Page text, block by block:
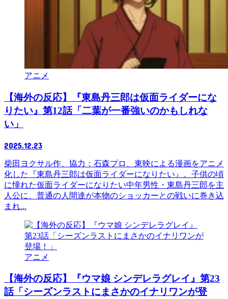
アニメ
【海外の反応】『東島丹三郎は仮面ライダーにな
りたい』第12話「二葉が一番強いのかもしれな
い」
2025.12.23
柴田ヨクサル作、協力：石森プロ、東映による漫画をアニメ
化した『東島丹三郎は仮面ライダーになりたい』。子供の頃
に憧れた仮面ライダーになりたい中年男性・東島丹三郎を主
人公に、普通の人間達が本物のショッカーとの戦いに巻き込
まれ...
アニメ
【海外の反応】『ウマ娘 シンデレラグレイ』第23
話「シーズンラストにまさかのイナリワンが登